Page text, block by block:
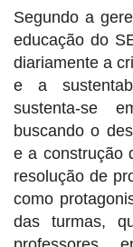
Segundo a
educação do
diariamente a
e a
sustenta-se
buscando o
e a construção
resolução de
como
das turmas,